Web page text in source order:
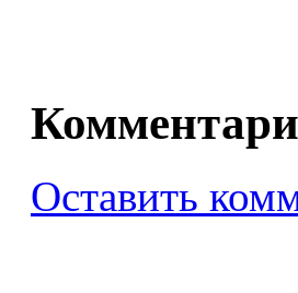
Оставить